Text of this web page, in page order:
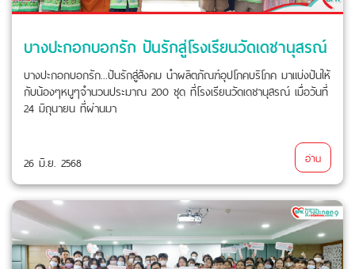
บางปะกอกบอกรัก ปันรักสู่โรงเรียนวัดเดชานุสรณ์
บางปะกอกบอกรัก...ปันรักสู่สังคม นำผลิตภัณฑ์อุปโภคบริโภค มาแบ่งปันให้
กับน้องๆหนูๆจำนวนประมาณ 200 ชุด ที่โรงเรียนวัดเดชานุสรณ์ เมื่อวันที่
24 มิถุนายน ที่ผ่านมา
26 มิ.ย. 2568 อ่าน